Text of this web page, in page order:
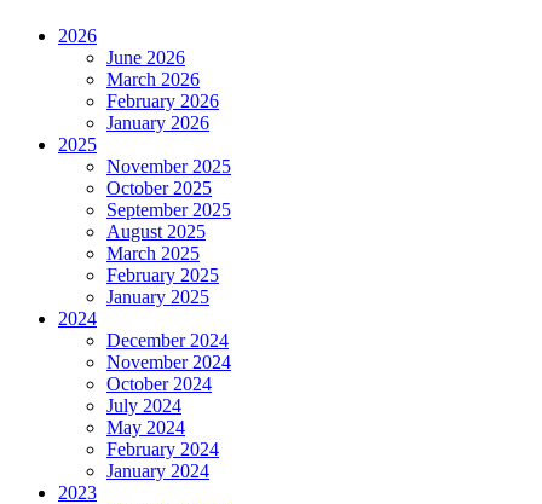
2026
June 2026
March 2026
February 2026
January 2026
2025
November 2025
October 2025
September 2025
August 2025
March 2025
February 2025
January 2025
2024
December 2024
November 2024
October 2024
July 2024
May 2024
February 2024
January 2024
2023